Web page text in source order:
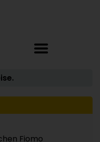
Fiomo